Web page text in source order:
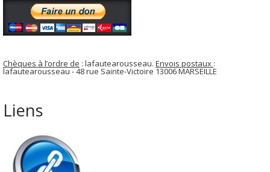
Chèques à l’ordre de : lafautearousseau. Envois postaux :
lafautearousseau - 48 rue Sainte-Victoire 13006 MARSEILLE
Liens